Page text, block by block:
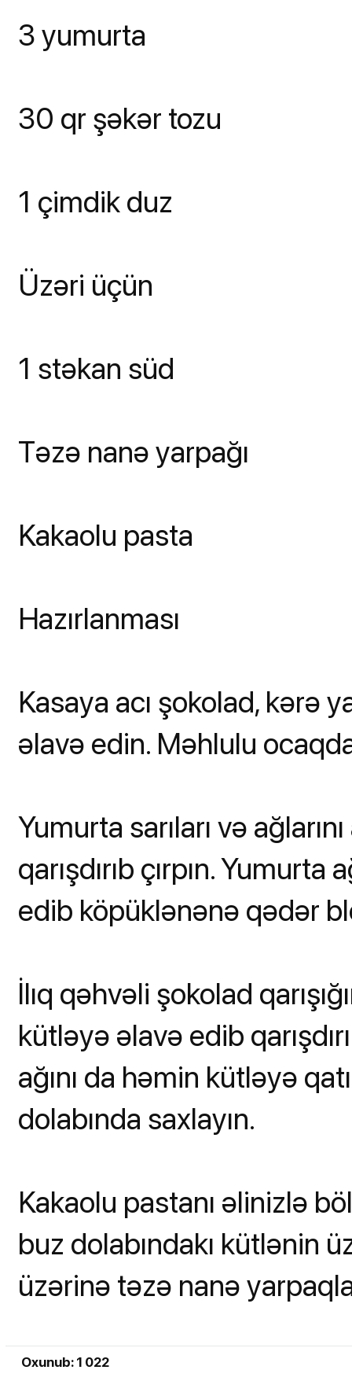
3 yumurta
30 qr şəkər tozu
1 çimdik duz
Üzəri üçün
1 stəkan süd
Təzə nanə yarpağı
Kakaolu pasta
Hazırlanması
Kasaya acı şokolad, kərə
əlavə edin. Məhlulu
Yumurta sarıları və
qarışdırıb çırpın.
edib köpüklənənə qədər
İlıq qəhvəli şokolad
kütləyə əlavə edib
ağını da həmin kütləyə
dolabında saxlayın.
Kakaolu pastanı əlinizlə
buz dolabındakı kütlənin
üzərinə təzə nanə
Oxunub: 1 022